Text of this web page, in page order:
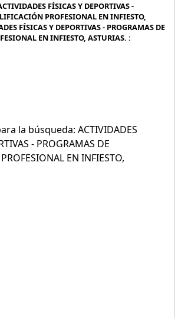
FÍSICAS Y DEPORTIVAS -
PROFESIONAL EN INFIESTO,
FÍSICAS Y DEPORTIVAS - PROGRAMAS DE
EN INFIESTO, ASTURIAS. :
la búsqueda: ACTIVIDADES
- PROGRAMAS DE
EN INFIESTO,